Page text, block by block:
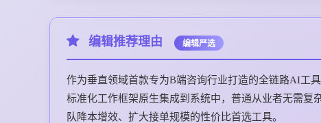
编辑推荐理由 编辑严选
作为垂直领域首款专为B端咨询行业打造的全链路AI工
标准化工作框架原生集成到系统中，普通从业者无需复
队降本增效、扩大接单规模的性价比首选工具。